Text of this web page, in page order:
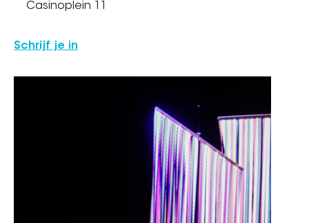
Casinoplein 11
Schrijf je in